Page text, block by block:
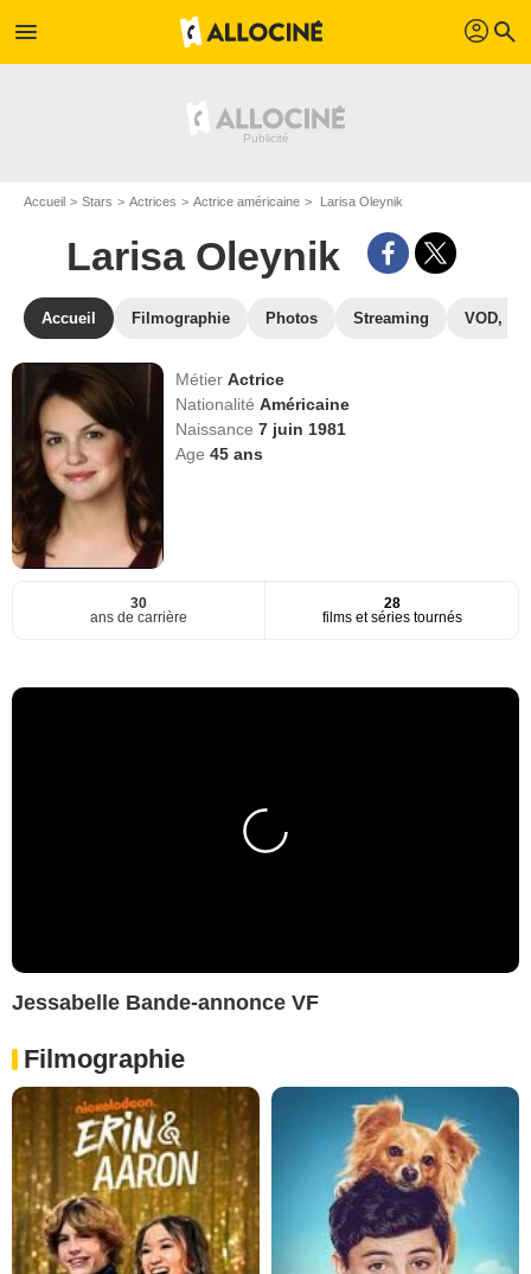
menu profil search
Accueil Stars Actrices Actrice américaine Larisa Oleynik
Larisa Oleynik
Accueil Filmographie Photos Streaming VOD,
MétierActrice
NationalitéAméricaine
Naissance7 juin 1981
Age45 ans
30
ans de carrière
28
films et séries tournés
Jessabelle Bande-annonce VF
Filmographie